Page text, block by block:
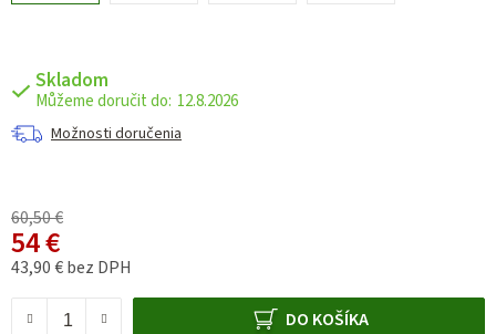
Skladom
12.8.2026
Možnosti doručenia
60,50 €
54 €
43,90 € bez DPH
DO KOŠÍKA